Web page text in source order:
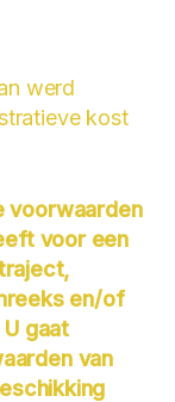
werd
kost
voorwaarden
voor een
en/of
gaat
van